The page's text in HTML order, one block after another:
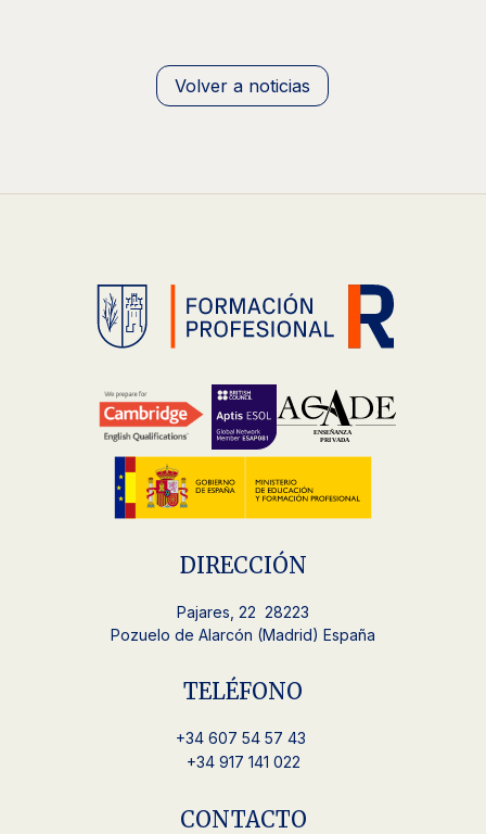
Volver a noticias
DIRECCIÓN
Pajares, 22 28223
Pozuelo de Alarcón (Madrid) España
TELÉFONO
+34 607 54 57 43
+34 917 141 022
CONTACTO